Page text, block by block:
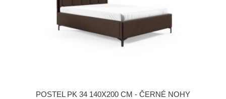
POSTEL PK 34 140X200 CM - ČERNÉ NOHY